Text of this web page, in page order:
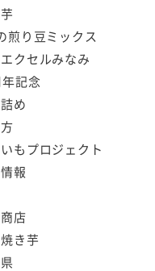
煎り豆ミックス
クセルみなみ
記念
め
もプロジェクト
報
店
き芋